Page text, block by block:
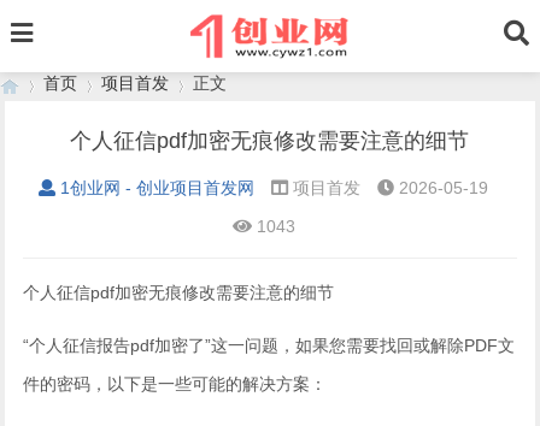
首页
›
项目首发
›
正文
个人征信pdf加密无痕修改需要注意的细节
1创业网 - 创业项目首发网 项目首发
2026-05-19
1043
个人征信pdf加密无痕修改需要注意的细节
“个人征信报告pdf加密了”这一问题，如果您需要找回或解除PDF文
件的密码，以下是一些可能的解决方案：‌